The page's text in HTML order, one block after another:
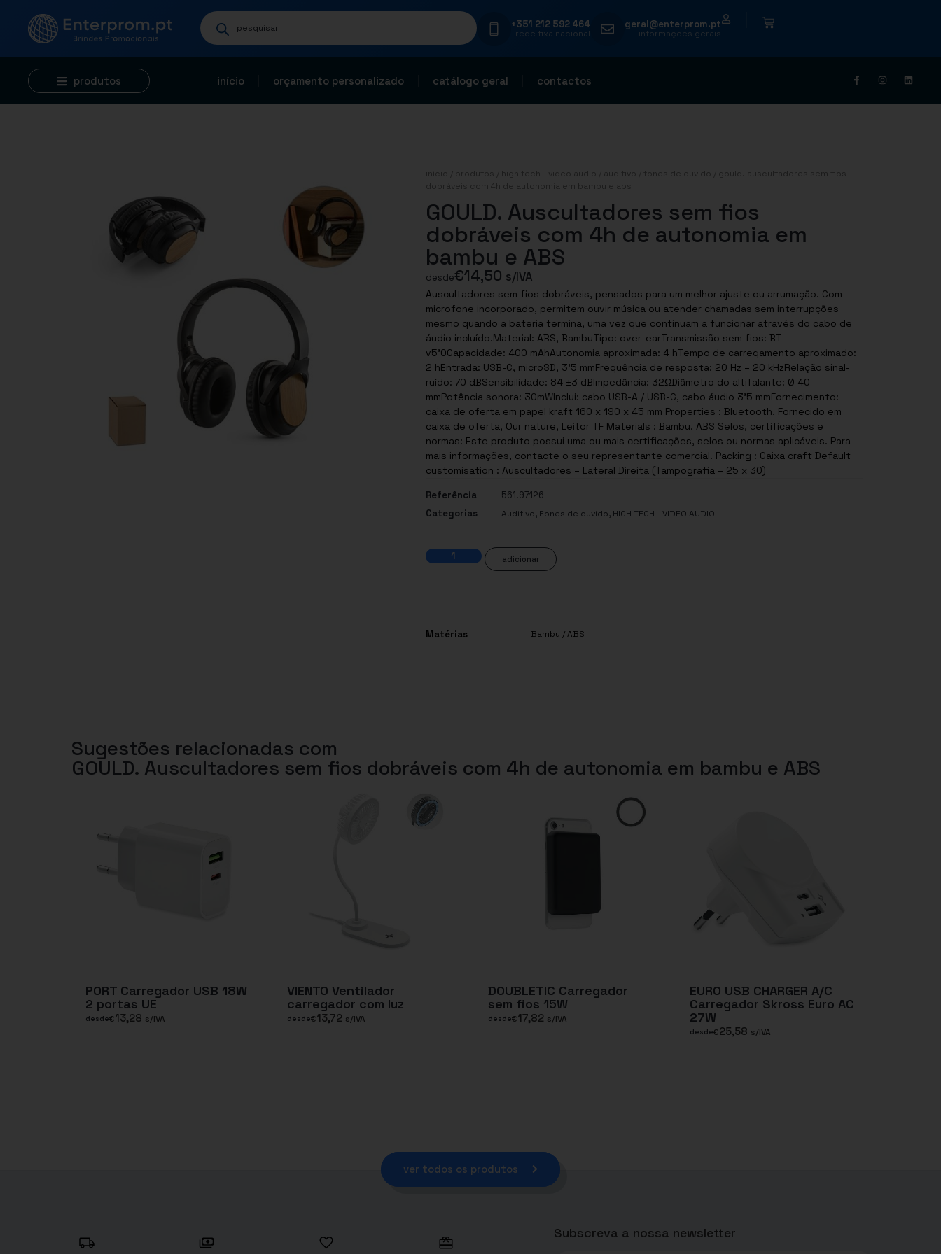
+351 212 592 464
rede fixa nacional
geral@enterprom.pt
informações gerais
produtos início orçamento personalizado catálogo geral contactos
início produtos high tech - video audio auditivo fones de ouvido
/ gould. auscultadores sem fios
dobráveis com 4h de autonomia em bambu e abs
GOULD. Auscultadores sem fios
dobráveis com 4h de autonomia em
bambu e ABS
desde€14,50 s/IVA
Auscultadores sem fios dobráveis, pensados para um melhor ajuste ou arrumação. Com
microfone incorporado, permitem ouvir música ou atender chamadas sem interrupções
mesmo quando a bateria termina, uma vez que continuam a funcionar através do cabo de
áudio incluído.Material: ABS, BambuTipo: over-earTransmissão sem fios: BT
v5’0Capacidade: 400 mAhAutonomia aproximada: 4 hTempo de carregamento aproximado:
2 hEntrada: USB-C, microSD, 3’5 mmFrequência de resposta: 20 Hz – 20 kHzRelação sinal-
ruído: 70 dBSensibilidade: 84 ±3 dBImpedância: 32ΩDiâmetro do altifalante: Ø 40
mmPotência sonora: 30mWInclui: cabo USB-A / USB-C, cabo áudio 3’5 mmFornecimento:
caixa de oferta em papel kraft 160 x 190 x 45 mm Properties : Bluetooth, Fornecido em
caixa de oferta, Our nature, Leitor TF Materials : Bambu. ABS Selos, certificações e
normas: Este produto possui uma ou mais certificações, selos ou normas aplicáveis. Para
mais informações, contacte o seu representante comercial. Packing : Caixa craft Default
customisation : Auscultadores – Lateral Direita (Tampografia – 25 x 30)
Referência
561.97126
Categorias
Auditivo, Fones de ouvido, HIGH TECH - VIDEO AUDIO
adicionar
Matérias Bambu / ABS
Sugestões relacionadas com
GOULD. Auscultadores sem fios dobráveis com 4h de autonomia em bambu e ABS
PORT Carregador USB 18W
2 portas UE
desde€13,28 s/IVA
VIENTO Ventilador
carregador com luz
desde€13,72 s/IVA
DOUBLETIC Carregador
sem fios 15W
desde€17,82 s/IVA
EURO USB CHARGER A/C
Carregador Skross Euro AC
27W
desde€25,58 s/IVA
ver todos os produtos
Subscreva a nossa newsletter